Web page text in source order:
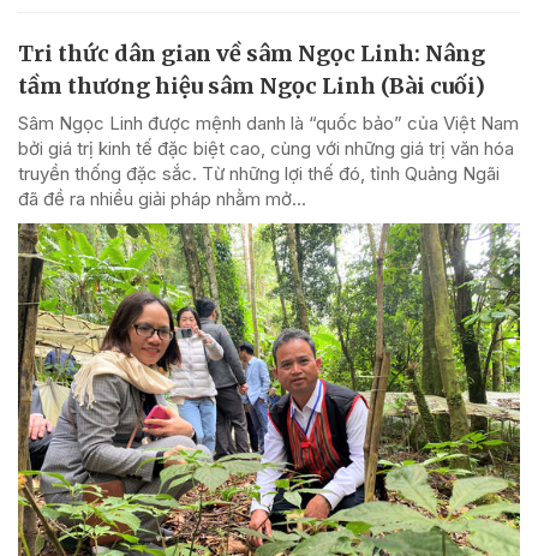
Tri thức dân gian về sâm Ngọc Linh: Nâng
tầm thương hiệu sâm Ngọc Linh (Bài cuối)
Sâm Ngọc Linh được mệnh danh là “quốc bảo” của Việt Nam
bởi giá trị kinh tế đặc biệt cao, cùng với những giá trị văn hóa
truyền thống đặc sắc. Từ những lợi thế đó, tỉnh Quảng Ngãi
đã đề ra nhiều giải pháp nhằm mở...